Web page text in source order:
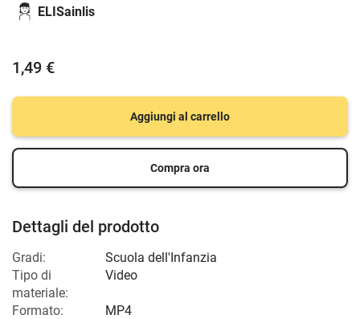
ELISainlis
1,49 €
Aggiungi al carrello
Compra ora
Dettagli del prodotto
Gradi:
Scuola dell'Infanzia
Tipo di
materiale:
Video
Formato: MP4